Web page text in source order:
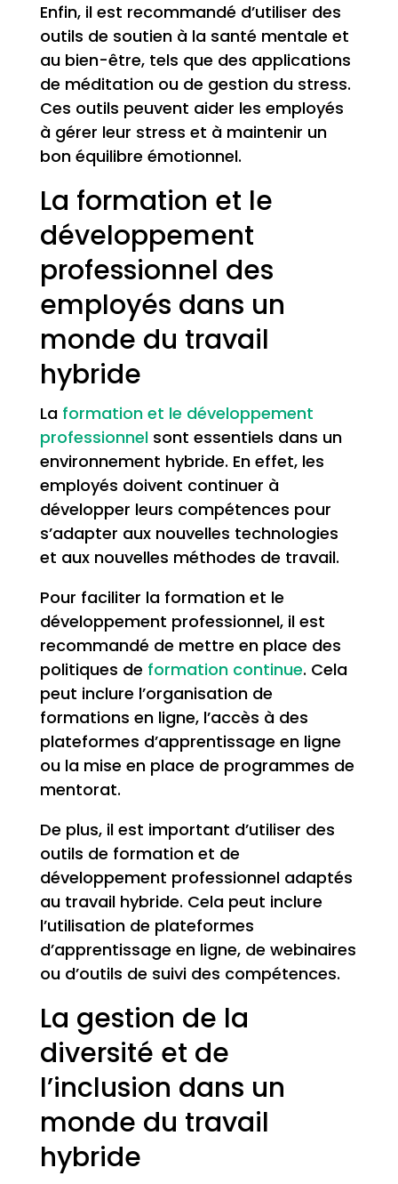
Enfin, il est recommandé d’utiliser des
outils de soutien à la santé mentale et
au bien-être, tels que des applications
de méditation ou de gestion du stress.
Ces outils peuvent aider les employés
à gérer leur stress et à maintenir un
bon équilibre émotionnel.
La formation et le
développement
professionnel des
employés dans un
monde du travail
hybride
La formation et le développement
professionnelsont essentiels dans un
environnement hybride. En effet, les
employés doivent continuer à
développer leurs compétences pour
s’adapter aux nouvelles technologies
et aux nouvelles méthodes de travail.
Pour faciliter la formation et le
développement professionnel, il est
recommandé de mettre en place des
politiques de formation continue. Cela
peut inclure l’organisation de
formations en ligne, l’accès à des
plateformes d’apprentissage en ligne
ou la mise en place de programmes de
mentorat.
De plus, il est important d’utiliser des
outils de formation et de
développement professionnel adaptés
au travail hybride. Cela peut inclure
l’utilisation de plateformes
d’apprentissage en ligne, de webinaires
ou d’outils de suivi des compétences.
La gestion de la
diversité et de
l’inclusion dans un
monde du travail
hybride